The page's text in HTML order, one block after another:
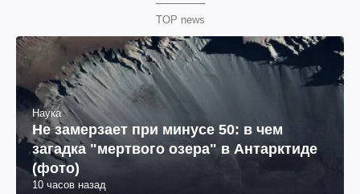
TOP news
Наука
Не замерзает при минусе 50: в чем
загадка "мертвого озера" в Антарктиде
(фото)
10 часов назад